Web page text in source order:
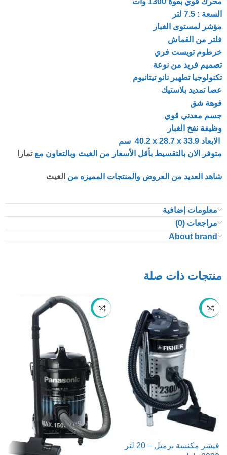
السعة : 7.5 لتر
مؤشر لمستوى الغبار
فلتر من القماش
خرطوم تويست فري
تصميم فريد من نوعة
تكنولوجيا تطهير نانو تيتانيوم
عصا تمديد بلاستيك
فوهة شق
جسم معدني قوي
وظيفة نفخ الغبار
الابعاد ‎ 40.2 x 28.7 x 33.9 سم
متوفر الان بالتقسيط بأقل الأسعار من الغيث وبالتعاون معتمارا
شاهد العديد من العروض والمنتجات المميزه من الغيث
معلومات إضافية
مراجعات (0)
About brand
منتجات ذات صلة
-56%
فيشر مكنسة برميل – 20 لتر
-61%